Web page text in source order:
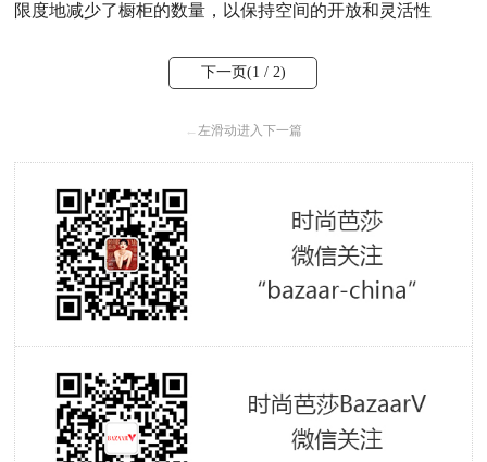
限度地减少了橱柜的数量，以保持空间的开放和灵活性
下一页(1 / 2)
← 左滑动进入下一篇